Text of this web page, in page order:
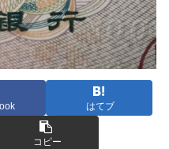
はてブ
コピー